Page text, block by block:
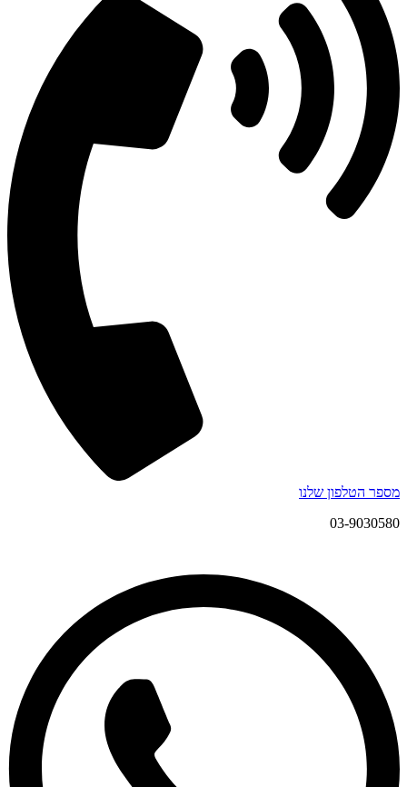
מספר הטלפון שלנו
03-9030580